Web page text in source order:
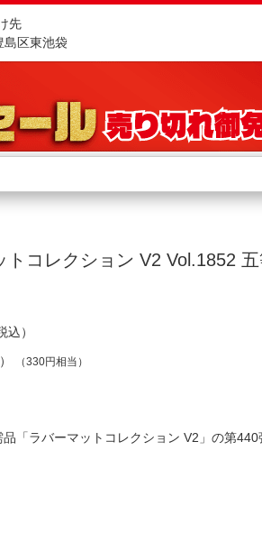
先
島区東池袋
す
さがす
らさがす
ト
トコレクション V2 Vol.1852
込）
） （330円相当）
「ラバーマットコレクション V2」の第440